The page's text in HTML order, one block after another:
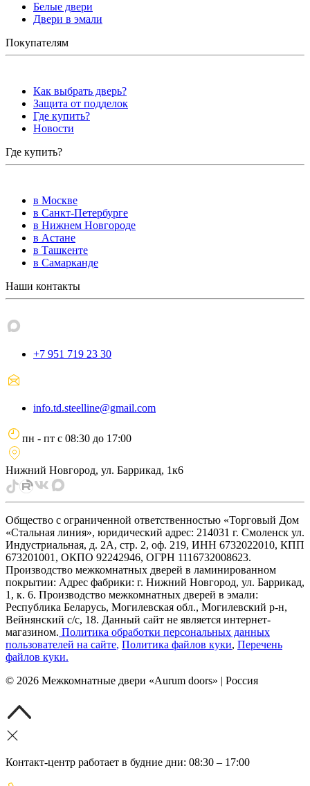
Белые двери
Двери в эмали
Покупателям
Как выбрать дверь?
Защита от подделок
Где купить?
Новости
Где купить?
в Москве
в Санкт-Петербурге
в Нижнем Новгороде
в Астане
в Ташкенте
в Самарканде
Наши контакты
+7 951 719 23 30
info.td.steelline@gmail.com
пн - пт с 08:30 до 17:00
Нижний Новгород, ул. Баррикад, 1к6
Общество с ограниченной ответственностью «Торговый Дом
«Стальная линия», юридический адрес: 214031 г. Смоленск ул.
Индустриальная, д. 2А, стр. 2, оф. 219, ИНН 6732022010, КПП
673201001, ОКПО 92242946, ОГРН 1116732008623.
Производство межкомнатных дверей в ламинированном
покрытии: Адрес фабрики: г. Нижний Новгород, ул. Баррикад,
1, к. 6. Производство межкомнатных дверей в эмали:
Республика Беларусь, Могилевская обл., Могилевский р-н,
Вейнянский с/с, 18. Данный сайт не является интернет-
магазином. Политика обработки персональных данных
пользователей на сайте, Политика файлов куки, Перечень
файлов куки.
© 2026 Межкомнатные двери «Aurum doors» | Россия
Контакт-центр работает в будние дни: 08:30 – 17:00